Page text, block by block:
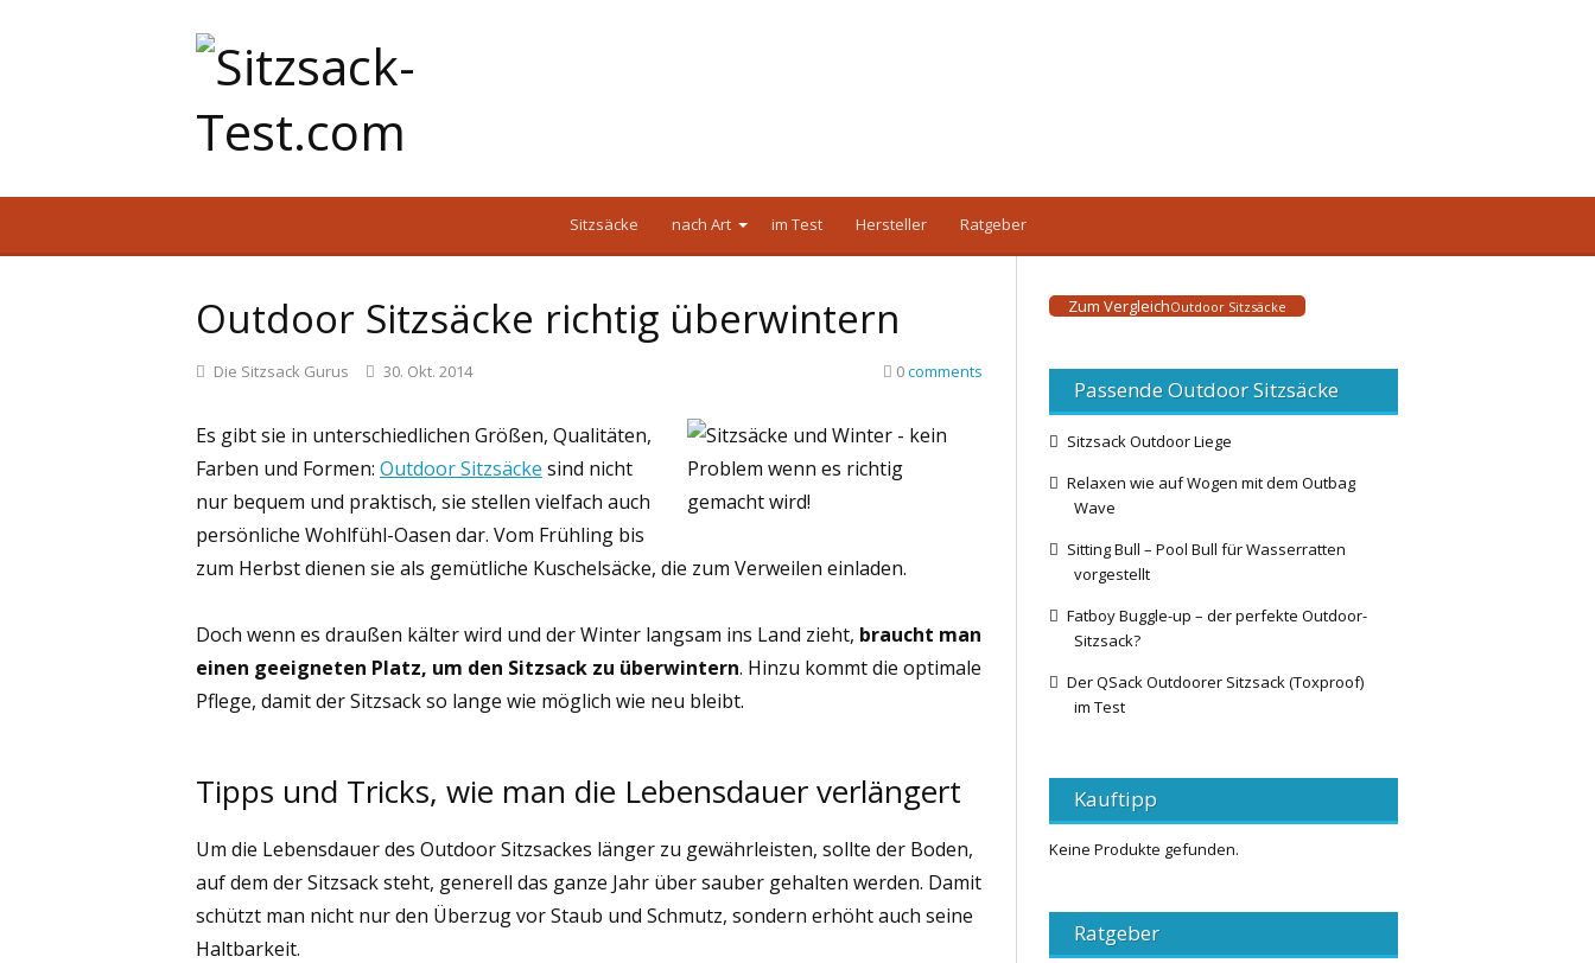
Sitzsäcke nach Art im Test Hersteller Ratgeber
Outdoor Sitzsäcke richtig überwintern
Die Sitzsack Gurus 30. Okt. 2014 0comments
Es gibt sie in unterschiedlichen Größen, Qualitäten,
Farben und Formen: Outdoor Sitzsäcke sind nicht
nur bequem und praktisch, sie stellen vielfach auch
persönliche Wohlfühl-Oasen dar. Vom Frühling bis
zum Herbst dienen sie als gemütliche Kuschelsäcke, die zum Verweilen einladen.
Doch wenn es draußen kälter wird und der Winter langsam ins Land zieht, braucht man
einen geeigneten Platz, um den Sitzsack zu überwintern. Hinzu kommt die optimale
Pflege, damit der Sitzsack so lange wie möglich wie neu bleibt.
Tipps und Tricks, wie man die Lebensdauer verlängert
Um die Lebensdauer des Outdoor Sitzsackes länger zu gewährleisten, sollte der Boden,
auf dem der Sitzsack steht, generell das ganze Jahr über sauber gehalten werden. Damit
schützt man nicht nur den Überzug vor Staub und Schmutz, sondern erhöht auch seine
Haltbarkeit.
Zum VergleichOutdoor Sitzsäcke
Passende Outdoor Sitzsäcke
Sitzsack Outdoor Liege
Relaxen wie auf Wogen mit dem Outbag
Wave
Sitting Bull – Pool Bull für Wasserratten
vorgestellt
Fatboy Buggle-up – der perfekte Outdoor-
Sitzsack?
Der QSack Outdoorer Sitzsack (Toxproof)
im Test
Kauftipp
Keine Produkte gefunden.
Ratgeber